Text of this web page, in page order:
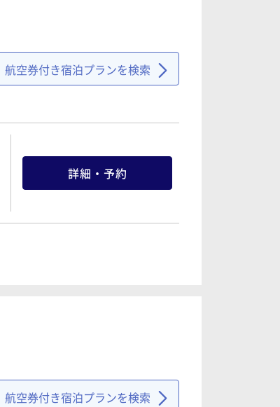
航空券付き宿泊プランを検索
詳細・予約
航空券付き宿泊プランを検索